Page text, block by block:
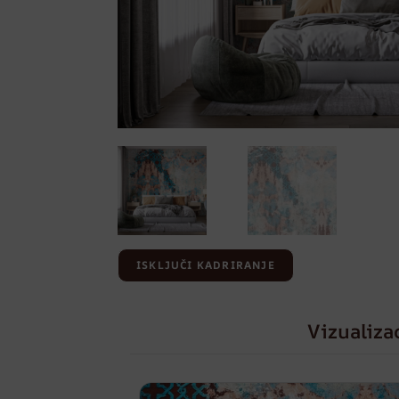
ISKLJUČI KADRIRANJE